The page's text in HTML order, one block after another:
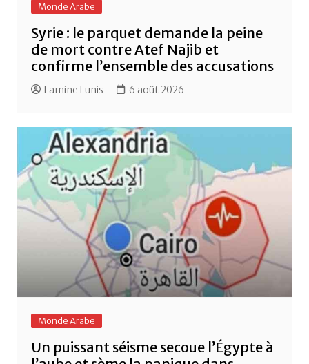
Monde Arabe
Syrie : le parquet demande la peine
de mort contre Atef Najib et
confirme l’ensemble des accusations
Lamine Lunis 6 août 2026
Monde Arabe
Un puissant séisme secoue l’Égypte à